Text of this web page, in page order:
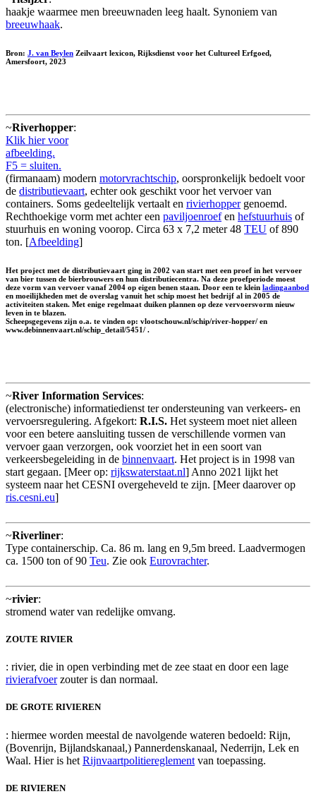
haakje waarmee men breeuwnaden leeg haalt. Synoniem van
breeuwhaak.
Bron: J. van Beylen Zeilvaart lexicon, Rijksdienst voor het Cultureel Erfgoed,
Amersfoort, 2023
~Riverhopper:
Klik hier voor
afbeelding.
F5 = sluiten.
(firmanaam) modern motorvrachtschip, oorspronkelijk bedoelt voor
de distributievaart, echter ook geschikt voor het vervoer van
containers. Soms gedeeltelijk vertaalt en rivierhoppergenoemd.
Rechthoekige vorm met achter een paviljoenroefen hefstuurhuis of
stuurhuis en woning voorop. Circa 63 x 7,2 meter 48 TEU of 890
ton. [Afbeelding]
Het project met de distributievaart ging in 2002 van start met een proef in het vervoer
van bier tussen de bierbrouwers en hun distributiecentra. Na deze proefperiode moest
deze vorm van vervoer vanaf 2004 op eigen benen staan. Door een te klein ladingaanbod
en moeilijkheden met de overslag vanuit het schip moest het bedrijf al in 2005 de
activiteiten staken. Met enige regelmaat duiken plannen op deze vervoersvorm nieuw
leven in te blazen.
Scheepsgegevens zijn o.a. te vinden op: vlootschouw.nl/schip/river-hopper/ en
www.debinnenvaart.nl/schip_detail/5451/ .
~River Information Services:
(electronische) informatiedienst ter ondersteuning van verkeers- en
vervoersregulering. Afgekort: R.I.S. Het systeem moet niet alleen
voor een betere aansluiting tussen de verschillende vormen van
vervoer gaan verzorgen, ook voorziet het in een soort van
verkeersbegeleiding in de binnenvaart. Het project is in 1998 van
start gegaan. [Meer op: rijkswaterstaat.nl] Anno 2021 lijkt het
systeem naar het CESNI overgeheveld te zijn. [Meer daarover op
ris.cesni.eu]
~Riverliner:
Type containerschip. Ca. 86 m. lang en 9,5m breed. Laadvermogen
ca. 1500 ton of 90 Teu. Zie ook Eurovrachter.
~rivier:
stromend water van redelijke omvang.
ZOUTE RIVIER
: rivier, die in open verbinding met de zee staat en door een lage
rivierafvoerzouter is dan normaal.
DE GROTE RIVIEREN
: hiermee worden meestal de navolgende wateren bedoeld: Rijn,
(Bovenrijn, Bijlandskanaal,) Pannerdenskanaal, Nederrijn, Lek en
Waal. Hier is het Rijnvaartpolitiereglement van toepassing.
DE RIVIEREN